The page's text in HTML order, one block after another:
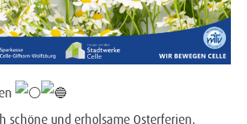
schöne und erholsame Osterferien.